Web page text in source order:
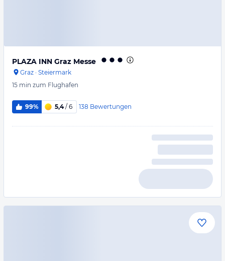
PLAZA INN Graz Messe
Graz · Steiermark
15 min zum Flughafen
99% 5,4/ 6 138 Bewertungen